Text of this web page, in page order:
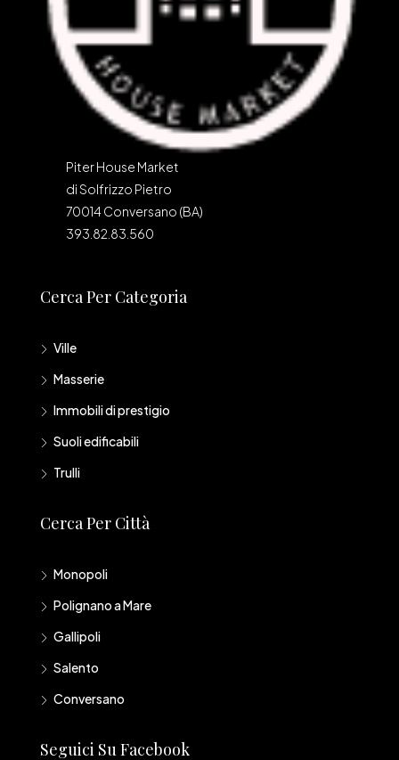
Piter House Market
di Solfrizzo Pietro
70014 Conversano (BA)
393.82.83.560
Cerca Per Categoria
Ville
Masserie
Immobili di prestigio
Suoli edificabili
Trulli
Cerca Per Città
Monopoli
Polignano a Mare
Gallipoli
Salento
Conversano
Seguici Su Facebook